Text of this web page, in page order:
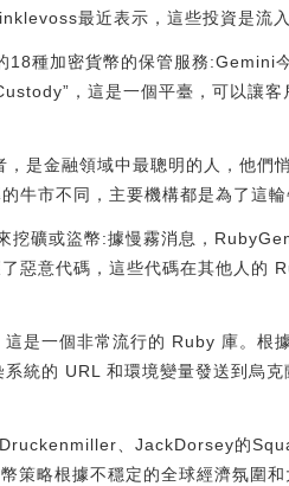
最近表示，這些投資是流入
種加密貨幣的保管服務:Gemini
，這是一個平臺，可以讓客
是金融領域中最聰明的人，他們
牛市不同，主要機構都是為了這輪
礦或盜幣:據慢霧消息，
惡意代碼，這些代碼在其他人的
是一個非常流行的 Ruby 庫。
統的 URL 和環境變量發送到烏克
、JackDorsey的
略根據不穩定的全球經濟氛圍和